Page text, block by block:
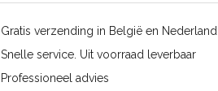
Gratis verzending in België en Nederland
Snelle service. Uit voorraad leverbaar
Professioneel advies